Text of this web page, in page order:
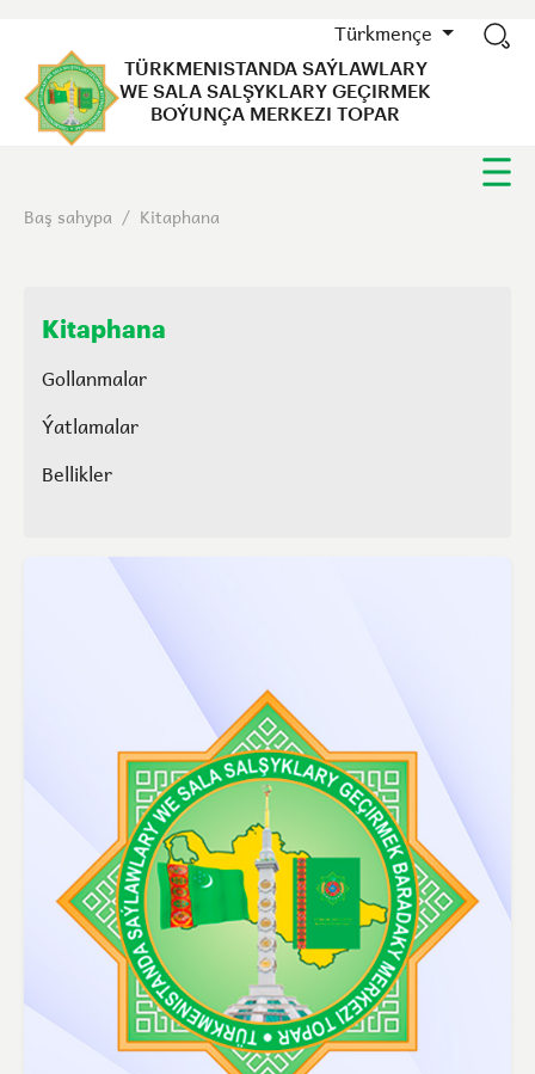
Türkmençe
TÜRKMENISTANDA SAÝLAWLARY
WE SALA SALŞYKLARY GEÇIRMEK
BOÝUNÇA MERKEZI TOPAR
Baş sahypa / Kitaphana
Kitaphana
Gollanmalar
Ýatlamalar
Bellikler